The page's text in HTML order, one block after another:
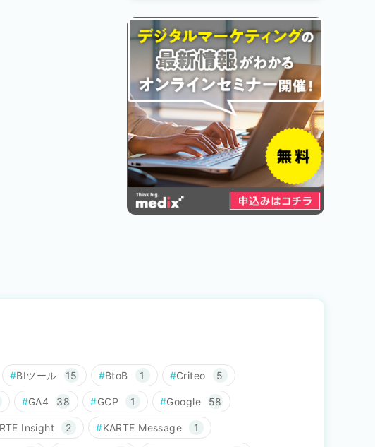
BIツール 15 BtoB 1 Criteo 5
GA4 38 GCP 1 Google 58
Insight 2 KARTE Message 1